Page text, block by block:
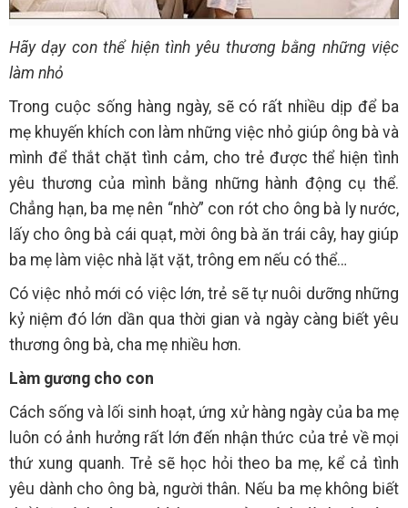
Hãy dạy con thể hiện tình yêu thương bằng những việc
làm nhỏ
Trong cuộc sống hàng ngày, sẽ có rất nhiều dịp để ba
mẹ khuyến khích con làm những việc nhỏ giúp ông bà và
mình để thắt chặt tình cảm, cho trẻ được thể hiện tình
yêu thương của mình bằng những hành động cụ thể.
Chẳng hạn, ba mẹ nên “nhờ” con rót cho ông bà ly nước,
lấy cho ông bà cái quạt, mời ông bà ăn trái cây, hay giúp
ba mẹ làm việc nhà lặt vặt, trông em nếu có thể…
Có việc nhỏ mới có việc lớn, trẻ sẽ tự nuôi dưỡng những
kỷ niệm đó lớn dần qua thời gian và ngày càng biết yêu
thương ông bà, cha mẹ nhiều hơn.
Làm gương cho con
Cách sống và lối sinh hoạt, ứng xử hàng ngày của ba mẹ
luôn có ảnh hưởng rất lớn đến nhận thức của trẻ về mọi
thứ xung quanh. Trẻ sẽ học hỏi theo ba mẹ, kể cả tình
yêu dành cho ông bà, người thân. Nếu ba mẹ không biết